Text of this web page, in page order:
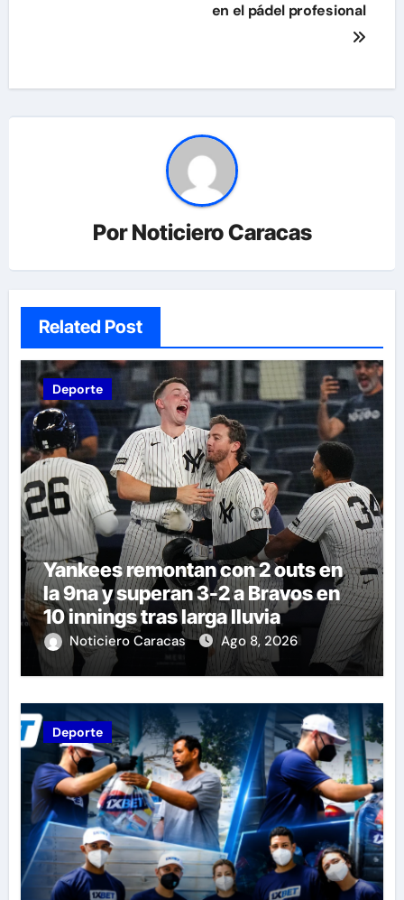
en el pádel profesional
PorNoticiero Caracas
Related Post
Deporte
Yankees remontan con 2 outs en
la 9na y superan 3-2 a Bravos en
10 innings tras larga lluvia
Noticiero Caracas Ago 8, 2026
Deporte